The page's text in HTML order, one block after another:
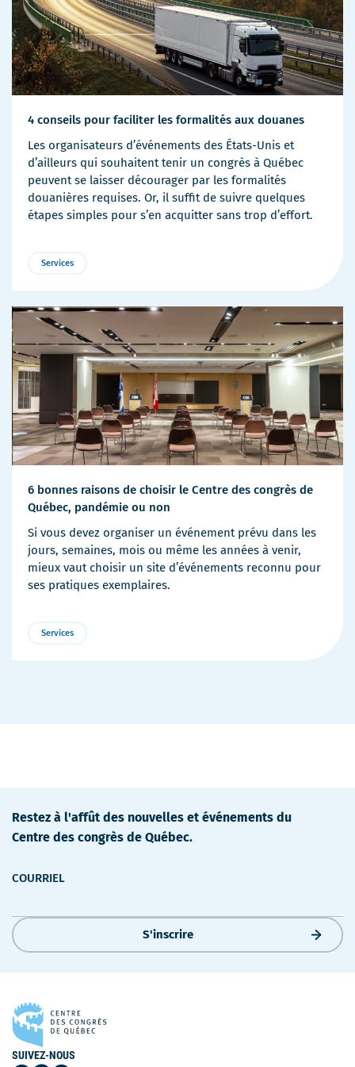
4 conseils pour faciliter les formalités aux douanes
Les organisateurs d’événements des États-Unis et
d’ailleurs qui souhaitent tenir un congrès à Québec
peuvent se laisser décourager par les formalités
douanières requises. Or, il suffit de suivre quelques
étapes simples pour s’en acquitter sans trop d’effort.
Services
6 bonnes raisons de choisir le Centre des congrès de
Québec, pandémie ou non
Si vous devez organiser un événement prévu dans les
jours, semaines, mois ou même les années à venir,
mieux vaut choisir un site d’événements reconnu pour
ses pratiques exemplaires.
Services
Restez à l'affût des nouvelles et événements du
Centre des congrès de Québec.
COURRIEL
S'inscrire
SUIVEZ-NOUS